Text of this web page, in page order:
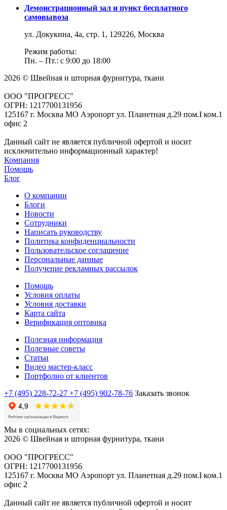
Демонстрационный зал и пункт бесплатного
самовывоза
ул. Докукина, 4а, стр. 1, 129226, Москва
Режим работы:
Пн. – Пт.: с 9:00 до 18:00
2026 © Швейная и шторная фурнитура, ткани
ООО "ПРОГРЕСС"
ОГРН: 1217700131956
125167 г. Москва МО Аэропорт ул. Планетная д.29 пом.I ком.1
офис 2
Данный сайт не является публичной офертой и носит
исключительно информационный характер!
Компания
Помощь
Блог
О компании
Блоги
Новости
Сотрудники
Написать руководству
Политика конфиденциальности
Пользовательское соглашение
Персональные данные
Получение рекламных рассылок
Помощь
Условия оплаты
Условия доставки
Карта сайта
Верификация оптовика
Полезная информация
Полезные советы
Статьи
Видео мастер-класс
Портфолио от клиентов
+7 (495) 228-72-27 +7 (495) 902-78-76 Заказать звонок
Мы в социальных сетях:
2026 © Швейная и шторная фурнитура, ткани
ООО "ПРОГРЕСС"
ОГРН: 1217700131956
125167 г. Москва МО Аэропорт ул. Планетная д.29 пом.I ком.1
офис 2
Данный сайт не является публичной офертой и носит